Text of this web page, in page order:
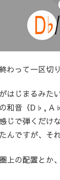
わって一区切
はじまるみた
和音（D♭,
じで弾くだ
んですが、そ
上の配置とか